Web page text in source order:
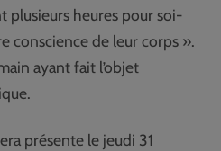
plusieurs heures pour soi-
conscience de leur corps ».
ayant fait l’objet
présente le jeudi 31